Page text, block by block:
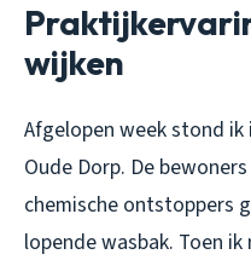
wijken
Afgelopen week stond ik
Oude Dorp. De
chemische ontstoppers
lopende wasbak. Toen